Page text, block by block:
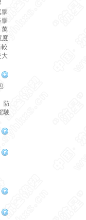
膠
膠
萬
度
大
防
駛